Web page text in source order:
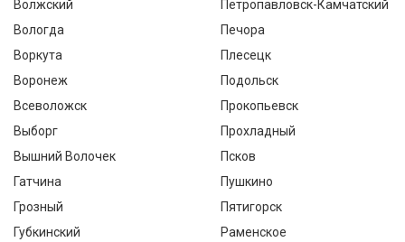
Волжский
Вологда
Воркута
Воронеж
Всеволожск
Выборг
Вышний Волочек
Гатчина
Грозный
Губкинский
Петропавловск-Камчатский
Печора
Плесецк
Подольск
Прокопьевск
Прохладный
Псков
Пушкино
Пятигорск
Раменское